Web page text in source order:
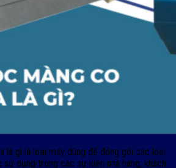
là gì là loại máy dùng để đóng gói các loại
dụng trong các sự kiện nhà hàng, khách